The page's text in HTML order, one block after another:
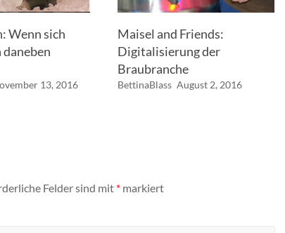
Wenn sich
13, 2016
Maisel and Friends:
Digitalisierung der
Braubranche
BettinaBlass August 2, 2016
Felder sind mit * markiert